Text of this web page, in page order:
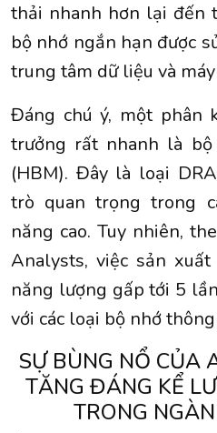
thải nhanh hơn lại đến
bộ nhớ ngắn hạn được
trung tâm dữ liệu và
Đáng chú ý, một phân
trưởng rất nhanh là
(HBM). Đây là loại
trò quan trọng trong
năng cao. Tuy nhiên,
Analysts, việc sản
năng lượng gấp tới 5
với các loại bộ nhớ
SỰ BÙNG NỔ CỦA
TĂNG ĐÁNG KỂ
TRONG